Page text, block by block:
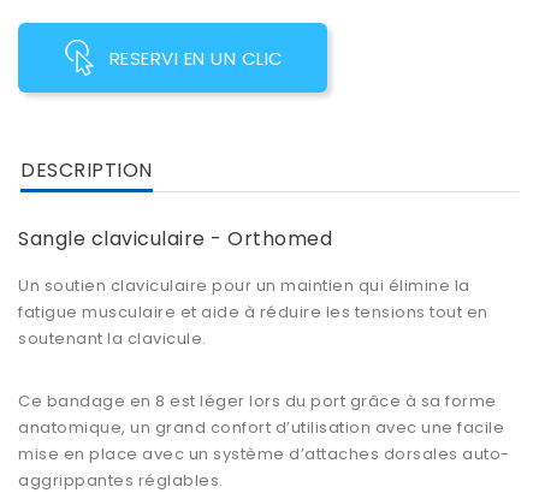
RESERVI EN UN CLIC
DESCRIPTION
Sangle claviculaire - Orthomed
Un soutien claviculaire pour un maintien qui élimine la
fatigue musculaire et aide à réduire les tensions tout en
soutenant la clavicule.
Ce bandage en 8 est léger lors du port grâce à sa forme
anatomique, un grand confort d’utilisation avec une facile
mise en place avec un système d’attaches dorsales auto-
aggrippantes réglables.